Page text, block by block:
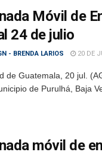
Móvil de
24 de julio
- BRENDA LARIOS 20 DE
de Guatemala, 20 jul.
de Purulhá, Baja
móvil de